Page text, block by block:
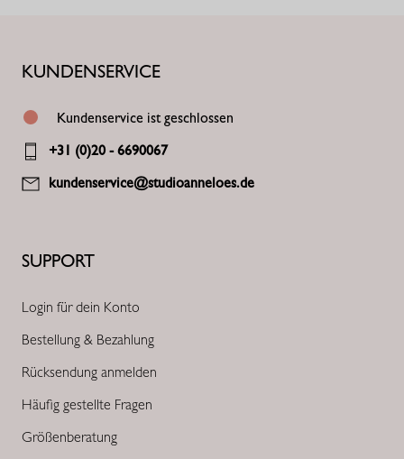
SUPPORT
Login für dein Konto
Bestellung & Bezahlung
Rücksendung anmelden
Häufig gestellte Fragen
Größenberatung
KUNDENSERVICE
Kundenservice ist geschlossen
+31 (0)20 - 6690067
kundenservice@studioanneloes.de